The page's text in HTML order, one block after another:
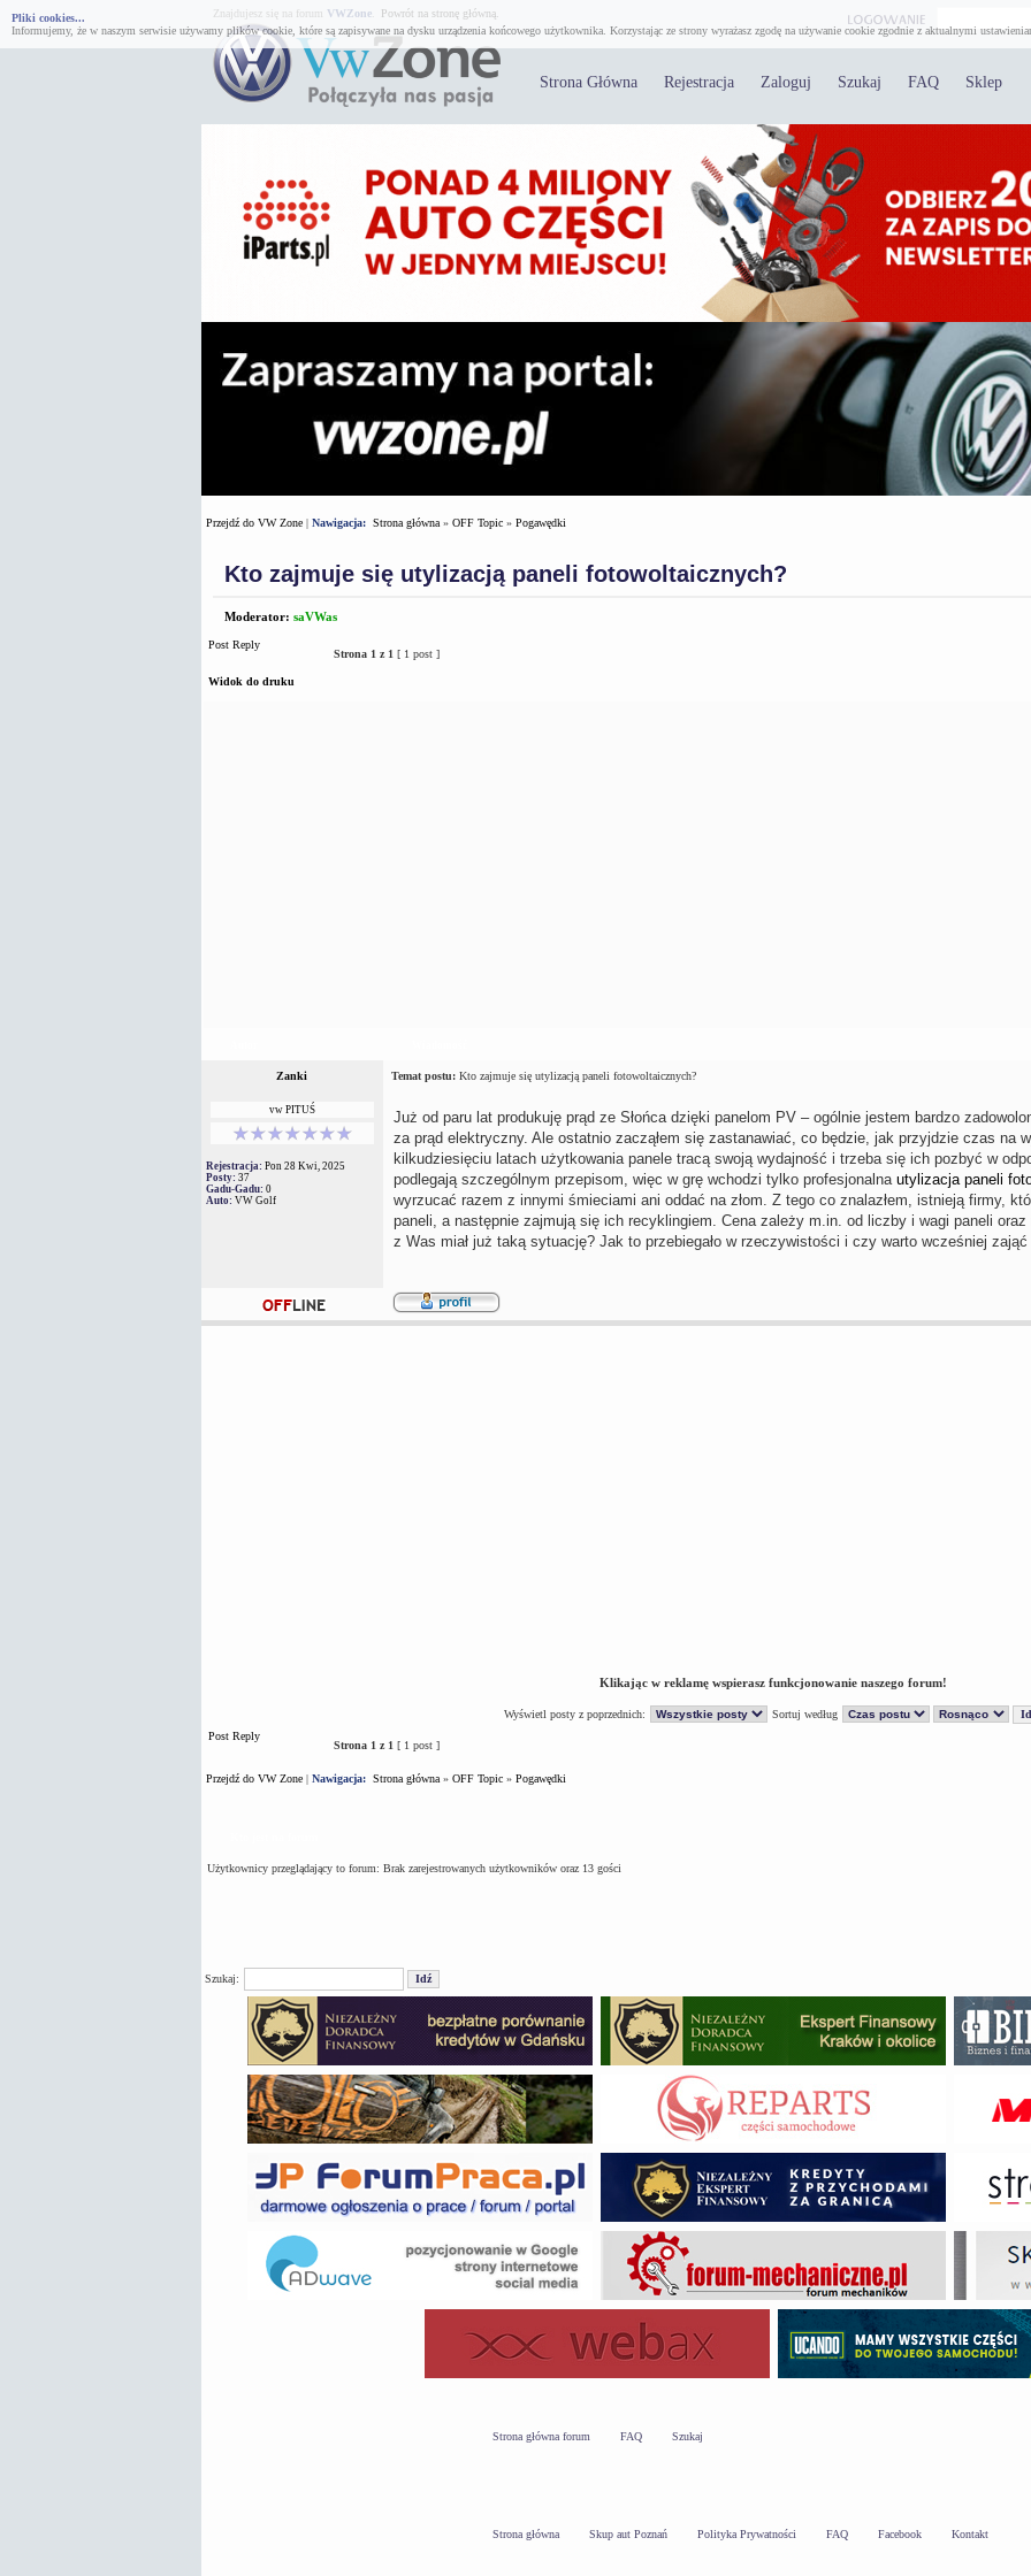
Pliki cookies...
Informujemy, że w naszym serwisie używamy plików cookie, które są zapisywane na dysku urządzenia końcowego użytkownika. Korzystając ze strony wyrażasz zgodę na używanie cookie zgodnie z aktualnymi
Znajdujesz się na forum VWZone. Powrót na stronę główną.
Strona Główna Rejestracja Zaloguj Szukaj FAQ Sklep
Przejdź do VW Zone| Nawigacja: Strona główna» OFF Topic» Pogawędki
Kto zajmuje się utylizacją paneli fotowoltaicznych?
Moderator: saVWas
Post Reply
Strona 1 z 1 [ 1 post ]
Widok do druku
Zanki Temat postu:Kto zajmuje się utylizacją paneli fotowoltaicznych?
vw PITUŚ
Rejestracja: Pon 28 Kwi, 2025
Posty: 37
Gadu-Gadu: 0
Auto: VW Golf
Już od paru lat produkuję prąd ze Słońca dzięki panelom PV – ogólnie jestem bardzo
za prąd elektryczny. Ale ostatnio zacząłem się zastanawiać, co będzie, jak przyjdzie czas na
kilkudziesięciu latach użytkowania panele tracą swoją wydajność i trzeba się ich pozbyć w
podlegają szczególnym przepisom, więc w grę wchodzi tylko profesjonalna utylizacja paneli
wyrzucać razem z innymi śmieciami ani oddać na złom. Z tego co znalazłem, istnieją firmy,
paneli, a następnie zajmują się ich recyklingiem. Cena zależy m.in. od liczby i wagi paneli
z Was miał już taką sytuację? Jak to przebiegało w rzeczywistości i czy warto wcześniej
Klikając w reklamę wspierasz funkcjonowanie naszego forum!
Wyświetl posty z poprzednich:
Sortuj według
Post Reply
Strona 1 z 1 [ 1 post ]
Przejdź do VW Zone| Nawigacja: Strona główna» OFF Topic» Pogawędki
Użytkownicy przeglądający to forum: Brak zarejestrowanych użytkowników oraz 13 gości
Szukaj:
Strona główna forum FAQ Szukaj
Strona główna Skup aut Poznań Polityka Prywatności FAQ Facebook Kontakt